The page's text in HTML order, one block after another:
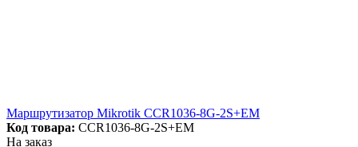
Маршрутизатор Mikrotik CCR1036-8G-2S+EM
Код товара: CCR1036-8G-2S+EM
На заказ